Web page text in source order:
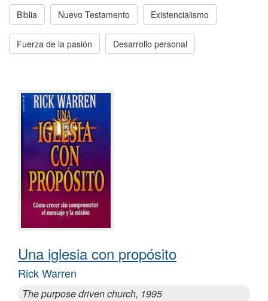
Biblia Nuevo Testamento Existencialismo
Fuerza de la pasión Desarrollo personal
Una iglesia con propósito
Rick Warren
The purpose driven church, 1995